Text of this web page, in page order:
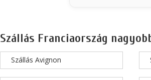
Szállás Franciaország
Szállás Avignon